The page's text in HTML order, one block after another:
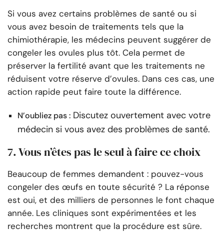
Si vous avez certains problèmes de santé ou si
vous avez besoin de traitements tels que la
chimiothérapie, les médecins peuvent suggérer de
congeler les ovules plus tôt. Cela permet de
préserver la fertilité avant que les traitements ne
réduisent votre réserve d’ovules. Dans ces cas, une
action rapide peut faire toute la différence.
N’oubliez pas : Discutez ouvertement avec votre
médecin si vous avez des problèmes de santé.
7. Vous n’êtes pas le seul à faire ce choix
Beaucoup de femmes demandent : pouvez-vous
congeler des œufs en toute sécurité ? La réponse
est oui, et des milliers de personnes le font chaque
année. Les cliniques sont expérimentées et les
recherches montrent que la procédure est sûre.